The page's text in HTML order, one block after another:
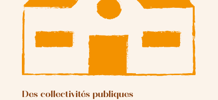
Des collectivités publiques